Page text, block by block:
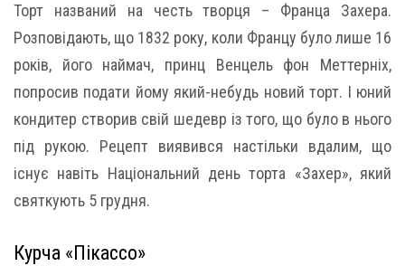
Торт названий на честь творця – Франца Захера.
Розповідають, що 1832 року, коли Францу було лише 16
років, його наймач, принц Венцель фон Меттерніх,
попросив подати йому який-небудь новий торт. І юний
кондитер створив свій шедевр із того, що було в нього
під рукою. Рецепт виявився настільки вдалим, що
існує навіть Національний день торта «Захер», який
святкують 5 грудня.
Курча «Пікассо»